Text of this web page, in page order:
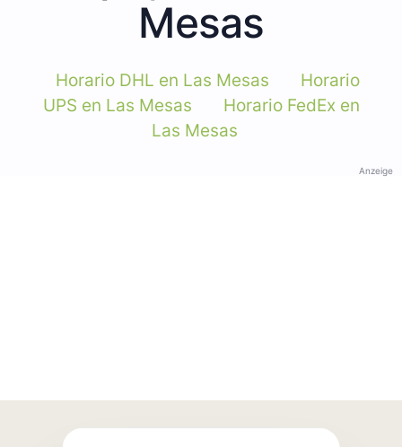
Mesas
Horario DHL en Las Mesas
Horario
UPS en Las Mesas
Horario FedEx en
Las Mesas
Anzeige